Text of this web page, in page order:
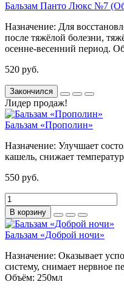
Бальзам Панто Люкс №7
Назначение: Для
после тяжёлой болезни,
осенне-весенний период.
520 руб.
Закончился
Лидер продаж!
Бальзам «Прополин»
Назначение: Улучшает
кашель, снижает
550 руб.
В корзину
Бальзам «Доброй ночи»
Назначение: Оказывает
систему, снимает нервное
Объём: 250мл